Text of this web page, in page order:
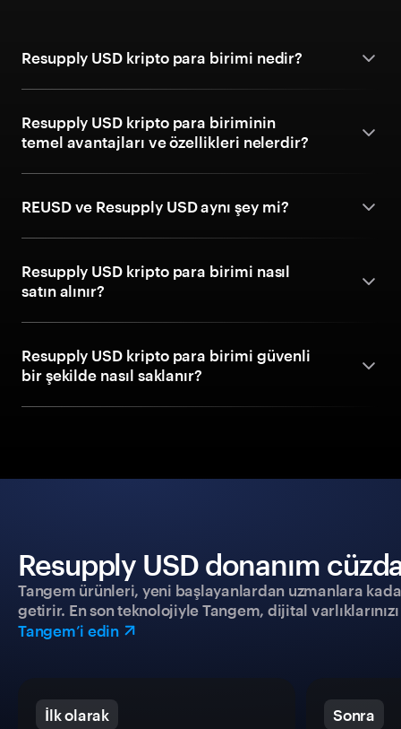
Resupply USD kripto para birimi nedir?
Resupply USD kripto para biriminin
temel avantajları ve özellikleri nelerdir?
REUSD ve Resupply USD aynı şey mi?
Resupply USD kripto para birimi nasıl
satın alınır?
Resupply USD kripto para birimi güvenli
bir şekilde nasıl saklanır?
Resupply USD donanım
Tangem ürünleri, yeni başlayanlardan uzmanlara
getirir. En son teknolojiyle Tangem, dijital
Tangem’i edin
İlk olarak Sonra